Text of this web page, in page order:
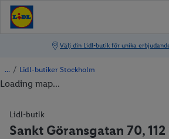
/ Lidl-butiker Stockholm
Loading map...
Lidl-butik
Sankt Göransgatan 70,